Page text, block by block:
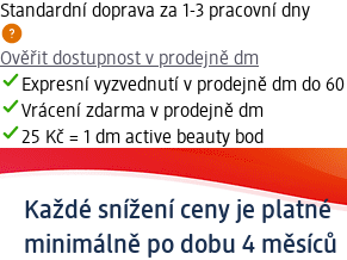
Standardní doprava za 1-3 pracovní dny
Ověřit dostupnost v prodejně dm
Expresní vyzvednutí v prodejně dm do
Vrácení zdarma v prodejně dm
25 Kč = 1 dm active beauty bod
Každé snížení ceny je platné
minimálně po dobu 4 měsíců